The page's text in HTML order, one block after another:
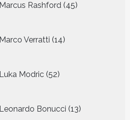
Marcus Rashford 45
producten
Marco Verratti 14
producten
Luka Modric 52
producten
Leonardo Bonucci 13
producten